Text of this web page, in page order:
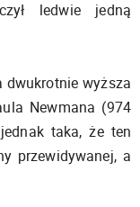
ledwie jedną
dwukrotnie wyższa
Newmana (974
taka, że ten
przewidywanej, a